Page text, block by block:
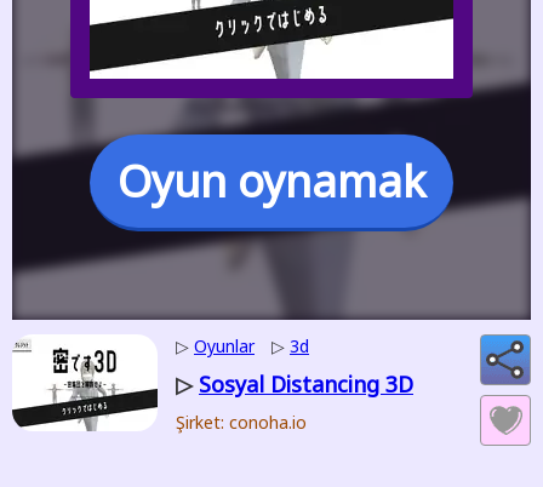
Oyun oynamak
▷ Oyunlar ▷ 3d
▷ Sosyal Distancing 3D
Şirket: conoha.io